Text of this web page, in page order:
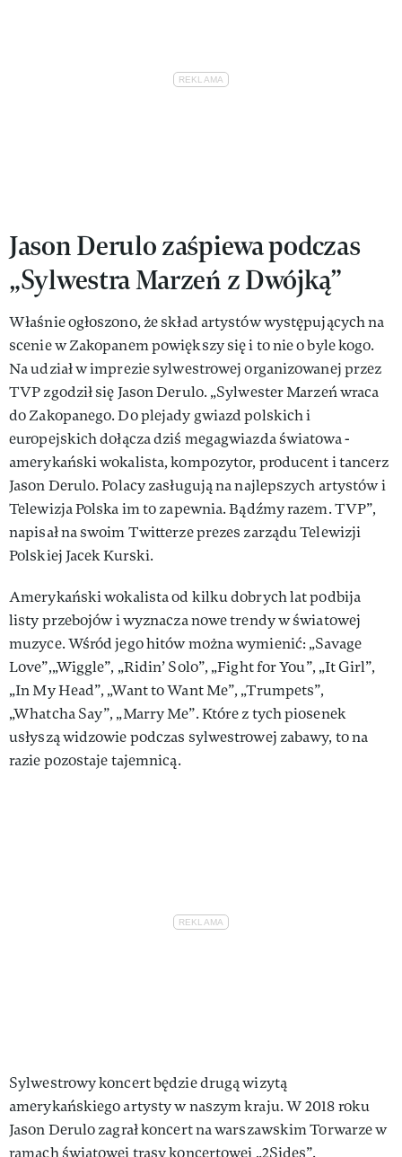
Jason Derulo zaśpiewa podczas
„Sylwestra Marzeń z Dwójką”
Właśnie ogłoszono, że skład artystów występujących na
scenie w Zakopanem powiększy się i to nie o byle kogo.
Na udział w imprezie sylwestrowej organizowanej przez
TVP zgodził się Jason Derulo. „Sylwester Marzeń wraca
do Zakopanego. Do plejady gwiazd polskich i
europejskich dołącza dziś megagwiazda światowa -
amerykański wokalista, kompozytor, producent i tancerz
Jason Derulo. Polacy zasługują na najlepszych artystów i
Telewizja Polska im to zapewnia. Bądźmy razem. TVP”,
napisał na swoim Twitterze prezes zarządu Telewizji
Polskiej Jacek Kurski.
Amerykański wokalista od kilku dobrych lat podbija
listy przebojów i wyznacza nowe trendy w światowej
muzyce. Wśród jego hitów można wymienić: „Savage
Love”,„Wiggle”, „Ridin’ Solo”, „Fight for You”, „It Girl”,
„In My Head”, „Want to Want Me”, „Trumpets”,
„Whatcha Say”, „Marry Me”. Które z tych piosenek
usłyszą widzowie podczas sylwestrowej zabawy, to na
razie pozostaje tajemnicą.
Sylwestrowy koncert będzie drugą wizytą
amerykańskiego artysty w naszym kraju. W 2018 roku
Jason Derulo zagrał koncert na warszawskim Torwarze w
ramach światowej trasy koncertowej „2Sides”.